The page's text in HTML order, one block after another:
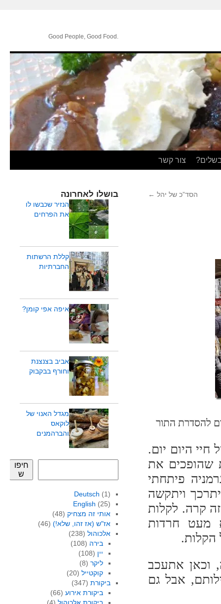
.Good People, Good Food
צור קשר
הסד”כ של יהל ←
להסדרת התור
היום יום.
שהופכים את
פיתחתי
ויתקשה
קרה. לקלות
מעט חרדות
הקלות.
וכאן אתעכב
אבל גם
בושלו לאחרונה
הנזיר שכבשו לו
את הפרחים
קללת הרשתות
החברתיות
איפה אפי קומן?
אביב בצנצנת
וחורף בבקבוק
מגדל האנוי של
לוקאס
והברהמנים
חיפו
ש
Deutsch (1)
English (25)
אותי זה מצחיק(48)
אז"ש (אז זהו, שלא!)(46)
אלכוהול(238)
בירה (108)
יין (108)
ליקר (8)
קוקטייל (20)
ביקורת(347)
ביקורת אירוע (66)